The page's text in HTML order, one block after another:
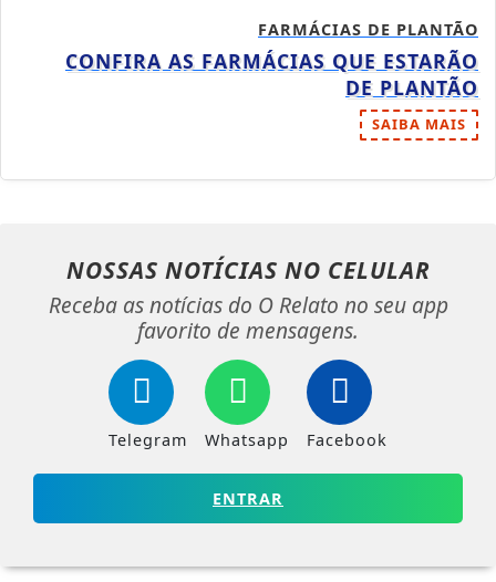
FARMÁCIAS DE PLANTÃO
CONFIRA AS FARMÁCIAS QUE ESTARÃO
DE PLANTÃO
SAIBA MAIS
NOSSAS NOTÍCIAS NO CELULAR
Receba as notícias do O Relato no seu app
favorito de mensagens.
Telegram Whatsapp Facebook
ENTRAR